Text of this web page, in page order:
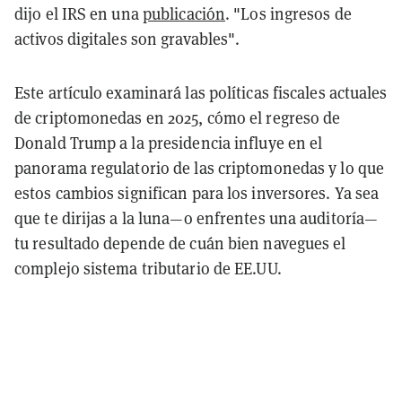
dijo el IRS en unapublicación. "Los ingresos de
activos digitales son gravables".
Este artículo examinará las políticas fiscales actuales
de criptomonedas en 2025, cómo el regreso de
Donald Trump a la presidencia influye en el
panorama regulatorio de las criptomonedas y lo que
estos cambios significan para los inversores. Ya sea
que te dirijas a la luna—o enfrentes una auditoría—
tu resultado depende de cuán bien navegues el
complejo sistema tributario de EE.UU.